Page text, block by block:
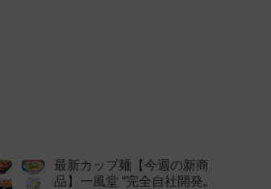
最新カップ麺【今週の新商
品】一風堂 “完全自社開発„